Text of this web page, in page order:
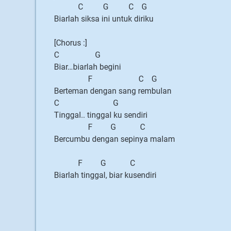
C G C G
Biarlah siksa ini untuk diriku
[Chorus :]
C G
Biar…biarlah begini
F C G
Berteman dengan sang rembulan
C G
Tinggal.. tinggal ku sendiri
F G C
Bercumbu dengan sepinya malam
F G C
Biarlah tinggal, biar kusendiri